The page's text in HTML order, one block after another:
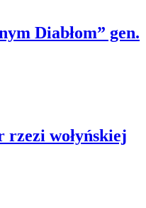
Diabłom” gen.
wołyńskiej